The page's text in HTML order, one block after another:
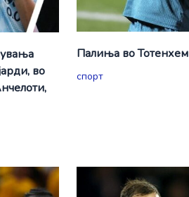
во
Палиња во Тотенхем
спорт